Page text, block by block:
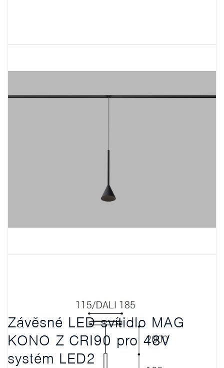
Závěsné LED svítidlo MAG
KONO Z CRI90 pro 48V
systém LED2